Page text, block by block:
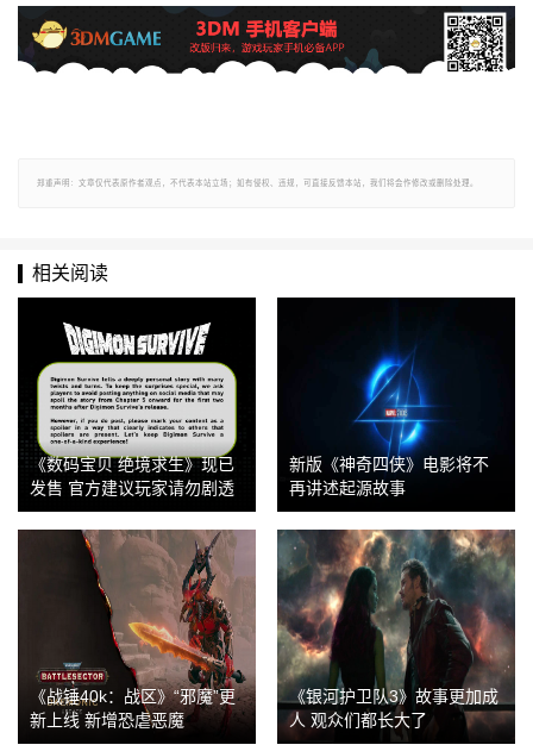
郑重声明：文章仅代表原作者观点，不代表本站立场；如有侵权、违规，可直接反馈本站，我们将会作修改或删除处理。
相关阅读
《数码宝贝 绝境求生》现已
发售 官方建议玩家请勿剧透
新版《神奇四侠》电影将不
再讲述起源故事
《战锤40k：战区》“邪魔”更
新上线 新增恐虐恶魔
《银河护卫队3》故事更加成
人 观众们都长大了